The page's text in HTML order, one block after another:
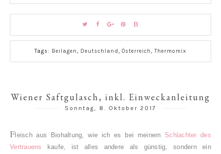
Tags: Beilagen, Deutschland, Österreich,Thermomix
Wiener Saftgulasch, inkl. Einweckanleitung
Sonntag, 8. Oktober 2017
F leisch aus Biohaltung, wie ich es bei meinem Schlachter des
Vertrauens
kaufe, ist alles andere als günstig, sondern ein